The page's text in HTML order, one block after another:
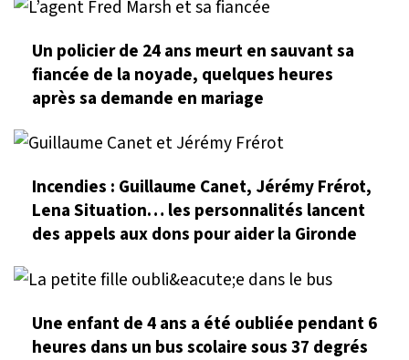
Un policier de 24 ans meurt en sauvant sa
fiancée de la noyade, quelques heures
après sa demande en mariage
Incendies : Guillaume Canet, Jérémy Frérot,
Lena Situation… les personnalités lancent
des appels aux dons pour aider la Gironde
Une enfant de 4 ans a été oubliée pendant 6
heures dans un bus scolaire sous 37 degrés